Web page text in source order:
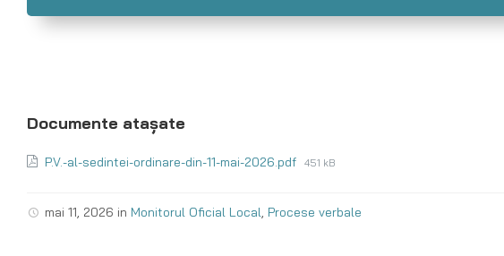
P.V.-al-sedintei-ordinare-din-11-mai-2026.pdf 451 kB
mai 11, 2026 in Monitorul Oficial Local, Procese verbale